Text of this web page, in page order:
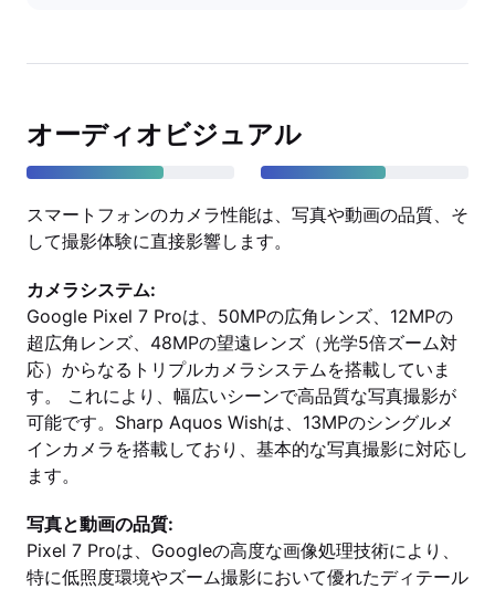
オーディオビジュアル
スマートフォンのカメラ性能は、写真や動画の品質、そ
して撮影体験に直接影響します。
カメラシステム:
Google Pixel 7 Proは、50MPの広角レンズ、12MPの
超広角レンズ、48MPの望遠レンズ（光学5倍ズーム対
応）からなるトリプルカメラシステムを搭載していま
す。 これにより、幅広いシーンで高品質な写真撮影が
可能です。Sharp Aquos Wishは、13MPのシングルメ
インカメラを搭載しており、基本的な写真撮影に対応し
ます。
写真と動画の品質:
Pixel 7 Proは、Googleの高度な画像処理技術により、
特に低照度環境やズーム撮影において優れたディテール